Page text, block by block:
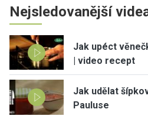
Nejsledovanější
Jak upéct
| video recept
Jak udělat
Pauluse